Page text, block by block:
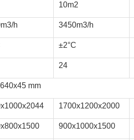
10m2
h 3450m3/h
±2°C
24
mm
1700x1200x2000
900x1000x1500